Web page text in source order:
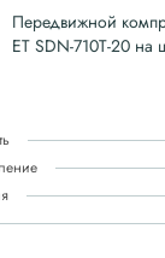
Передвижной
ET SDN-710T-20 на